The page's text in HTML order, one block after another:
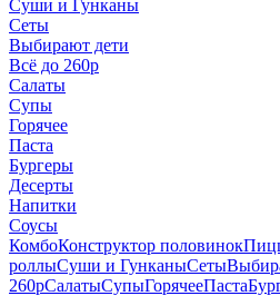
Суши и Гунканы
Сеты
Выбирают дети
Всё до 260р
Салаты
Супы
Горячее
Паста
Бургеры
Десерты
Напитки
Соусы
КомбоКонструктор половинок
роллыСуши и ГунканыСеты
260рСалатыСупыГорячееПаста